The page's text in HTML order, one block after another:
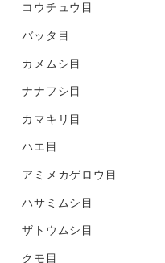
コウチュウ目
バッタ目
カメムシ目
ナナフシ目
カマキリ目
ハエ目
アミメカゲロウ目
ハサミムシ目
ザトウムシ目
クモ目